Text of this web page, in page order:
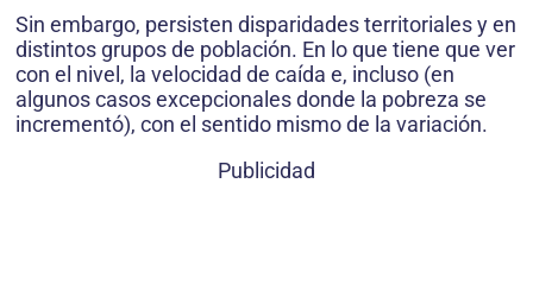
Sin embargo, persisten disparidades territoriales y en
distintos grupos de población. En lo que tiene que ver
con el nivel, la velocidad de caída e, incluso (en
algunos casos excepcionales donde la pobreza se
incrementó), con el sentido mismo de la variación.
Publicidad